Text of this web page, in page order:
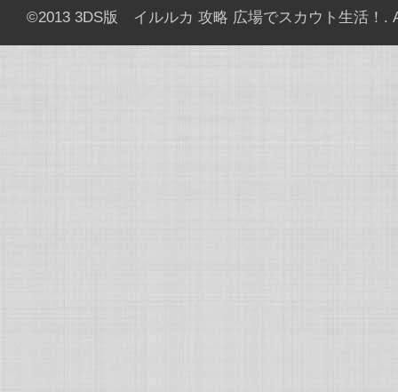
©2013 3DS版 イルルカ 攻略 広場でスカウト生活！ .